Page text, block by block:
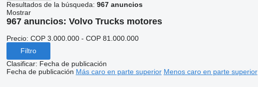
Resultados de la búsqueda: 967 anuncios
Mostrar
967 anuncios: Volvo Trucks motores
Precio: COP 3.000.000 - COP 81.000.000
Filtro
Clasificar: Fecha de publicación
Fecha de publicación Más caro en parte superior Menos caro en parte superior